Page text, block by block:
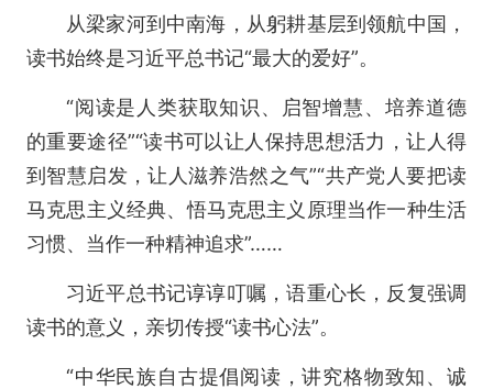
从梁家河到中南海，从躬耕基层到领航中国，
读书始终是习近平总书记“最大的爱好”。
“阅读是人类获取知识、启智增慧、培养道德
的重要途径”“读书可以让人保持思想活力，让人得
到智慧启发，让人滋养浩然之气”“共产党人要把读
马克思主义经典、悟马克思主义原理当作一种生活
习惯、当作一种精神追求”……
习近平总书记谆谆叮嘱，语重心长，反复强调
读书的意义，亲切传授“读书心法”。
“中华民族自古提倡阅读，讲究格物致知、诚